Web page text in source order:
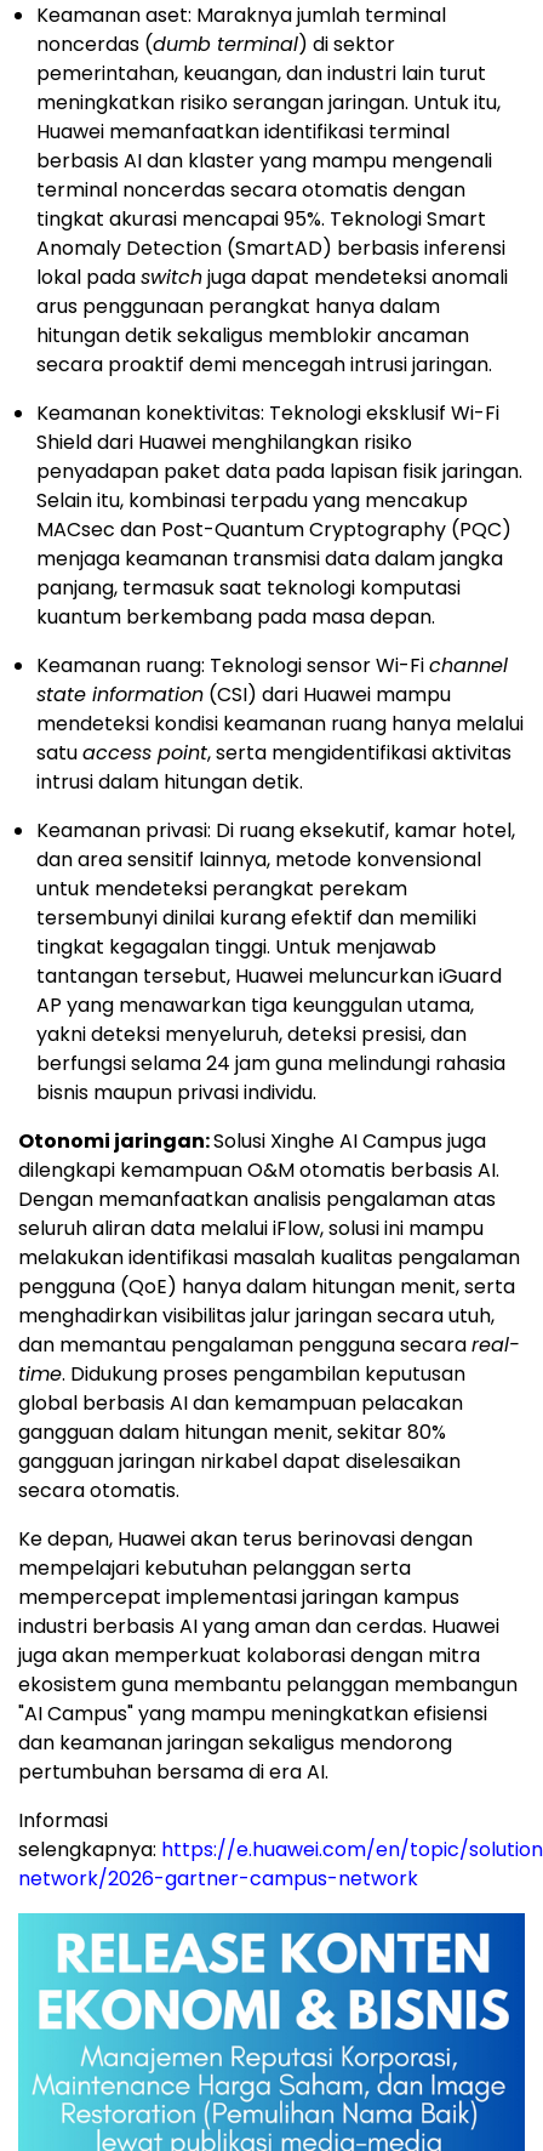
Keamanan aset: Maraknya jumlah terminal
noncerdas (dumb terminal) di sektor
pemerintahan, keuangan, dan industri lain turut
meningkatkan risiko serangan jaringan. Untuk itu,
Huawei memanfaatkan identifikasi terminal
berbasis AI dan klaster yang mampu mengenali
terminal noncerdas secara otomatis dengan
tingkat akurasi mencapai 95%. Teknologi Smart
Anomaly Detection (SmartAD) berbasis inferensi
lokal padaswitchjuga dapat mendeteksi anomali
arus penggunaan perangkat hanya dalam
hitungan detik sekaligus memblokir ancaman
secara proaktif demi mencegah intrusi jaringan.
Keamanan konektivitas: Teknologi eksklusif Wi-Fi
Shield dari Huawei menghilangkan risiko
penyadapan paket data pada lapisan fisik jaringan.
Selain itu, kombinasi terpadu yang mencakup
MACsec dan Post-Quantum Cryptography (PQC)
menjaga keamanan transmisi data dalam jangka
panjang, termasuk saat teknologi komputasi
kuantum berkembang pada masa depan.
Keamanan ruang: Teknologi sensor Wi-Fichannel
state information (CSI) dari Huawei mampu
mendeteksi kondisi keamanan ruang hanya melalui
satuaccess point, serta mengidentifikasi aktivitas
intrusi dalam hitungan detik.
Keamanan privasi: Di ruang eksekutif, kamar hotel,
dan area sensitif lainnya, metode konvensional
untuk mendeteksi perangkat perekam
tersembunyi dinilai kurang efektif dan memiliki
tingkat kegagalan tinggi. Untuk menjawab
tantangan tersebut, Huawei meluncurkan iGuard
AP yang menawarkan tiga keunggulan utama,
yakni deteksi menyeluruh, deteksi presisi, dan
berfungsi selama 24 jam guna melindungi rahasia
bisnis maupun privasi individu.
Otonomi jaringan:Solusi Xinghe AI Campus juga
dilengkapi kemampuan O&M otomatis berbasis AI.
Dengan memanfaatkan analisis pengalaman atas
seluruh aliran data melalui iFlow, solusi ini mampu
melakukan identifikasi masalah kualitas pengalaman
pengguna (QoE) hanya dalam hitungan menit, serta
menghadirkan visibilitas jalur jaringan secara utuh,
dan memantau pengalaman pengguna secarareal-
time. Didukung proses pengambilan keputusan
global berbasis AI dan kemampuan pelacakan
gangguan dalam hitungan menit, sekitar 80%
gangguan jaringan nirkabel dapat diselesaikan
secara otomatis.
Ke depan, Huawei akan terus berinovasi dengan
mempelajari kebutuhan pelanggan serta
mempercepat implementasi jaringan kampus
industri berbasis AI yang aman dan cerdas. Huawei
juga akan memperkuat kolaborasi dengan mitra
ekosistem guna membantu pelanggan membangun
"AI Campus" yang mampu meningkatkan efisiensi
dan keamanan jaringan sekaligus mendorong
pertumbuhan bersama di era AI.
Informasi
selengkapnya: https://e.huawei.com/en/topic/
network/2026-gartner-campus-network